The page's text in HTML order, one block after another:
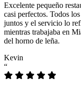
Excelente pequeño
casi perfectos. Todos
juntos y el servicio lo
mientras trabajaba en
del horno de leña.
Kevin
“